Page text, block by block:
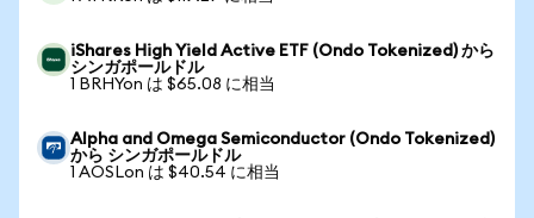
iShares High Yield Active ETF (Ondo Tokenized) から
シンガポールドル
1 BRHYon は $65.08 に相当
Alpha and Omega Semiconductor (Ondo Tokenized)
から シンガポールドル
1 AOSLon は $40.54 に相当